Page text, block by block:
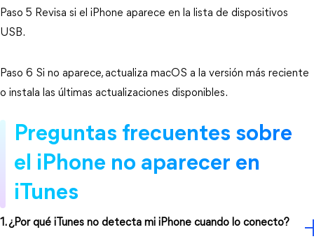
Paso 5 Revisa si el iPhone aparece en la lista de dispositivos
USB.
Paso 6 Si no aparece, actualiza macOS a la versión más reciente
o instala las últimas actualizaciones disponibles.
Preguntas frecuentes sobre
el iPhone no aparecer en
iTunes
1. ¿Por qué iTunes no detecta mi iPhone cuando lo conecto?